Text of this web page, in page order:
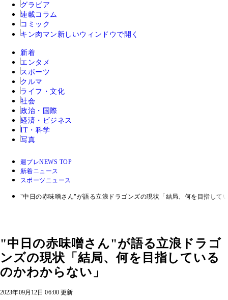
グラビア
連載コラム
コミック
キン肉マン 新しいウィンドウで開く
新着
エンタメ
スポーツ
クルマ
ライフ・文化
社会
政治・国際
経済・ビジネス
IT・科学
写真
週プレNEWS TOP
新着ニュース
スポーツニュース
"中日の赤味噌さん"が語る立浪ドラゴンズの現状「結局、何を目指して
"中日の赤味噌さん"が語る立浪ドラゴ
ンズの現状「結局、何を目指している
のかわからない」
2023年09月12日 06:00 更新